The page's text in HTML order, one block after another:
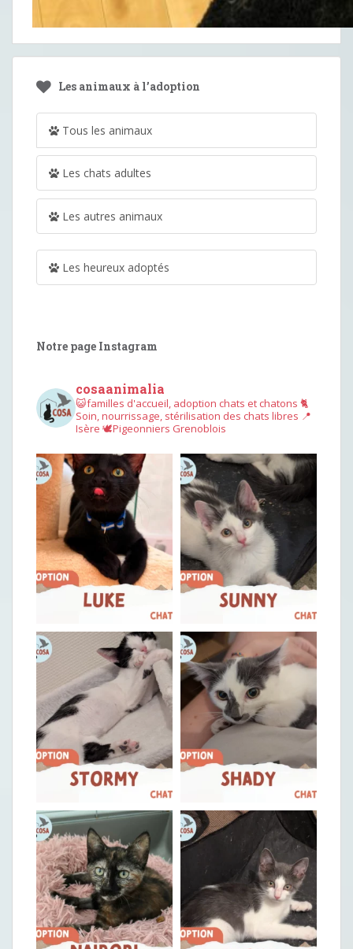
Les animaux à l’adoption
Tous les animaux
Les chats adultes
Les autres animaux
Les heureux adoptés
Notre page Instagram
cosaanimalia
😺familles d'accueil, adoption chats et chatons 🐈
Soin, nourrissage, stérilisation des chats libres 📍
Isère 🕊︎Pigeonniers Grenoblois